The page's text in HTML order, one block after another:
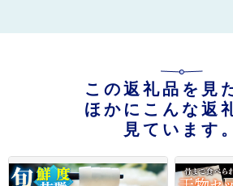
この返礼品を見
ほかにこんな返
見ています。